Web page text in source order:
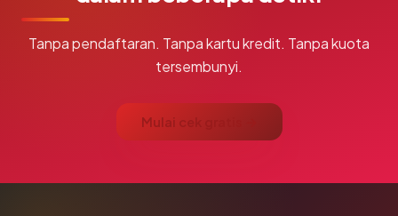
Tanpa pendaftaran. Tanpa kartu kredit. Tanpa kuota
tersembunyi.
Mulai cek gratis →